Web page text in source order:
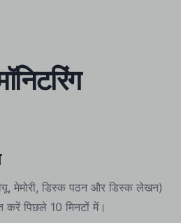
मेमोरी, डिस्क पठन और डिस्क लेखन)
करें पिछले 10 मिनटों में।